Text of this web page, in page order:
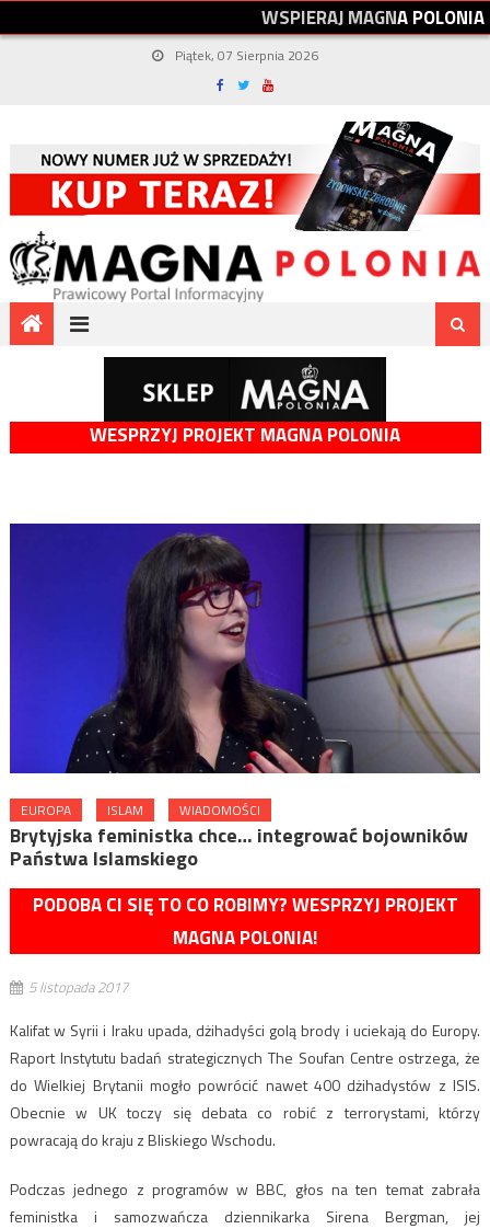
WSPIERAJMAGNAPOLONIA
Piątek, 07 Sierpnia 2026
WESPRZYJ PROJEKT MAGNA POLONIA
EUROPA ISLAM WIADOMOŚCI
Brytyjska feministka chce… integrować bojowników
Państwa Islamskiego
PODOBA CI SIĘ TO CO ROBIMY? WESPRZYJ PROJEKT
MAGNA POLONIA!
5 listopada 2017
Kalifat w Syrii i Iraku upada, dżihadyści golą brody i uciekają do Europy.
Raport Instytutu badań strategicznych The Soufan Centre ostrzega, że
do Wielkiej Brytanii mogło powrócić nawet 400 dżihadystów z ISIS.
Obecnie w UK toczy się debata co robić z terrorystami, którzy
powracają do kraju z Bliskiego Wschodu.
Podczas jednego z programów w BBC, głos na ten temat zabrała
feministka i samozwańcza dziennikarka Sirena Bergman, jej